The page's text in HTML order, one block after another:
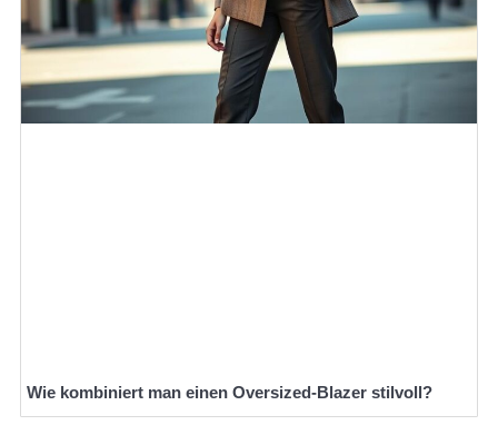
Wie kombiniert man einen Oversized-Blazer stilvoll?